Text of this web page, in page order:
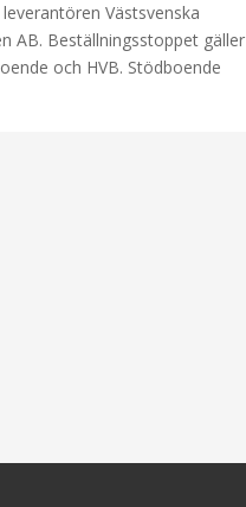
Västsvenska
AB. Beställningsstoppet gäller
och HVB. Stödboende